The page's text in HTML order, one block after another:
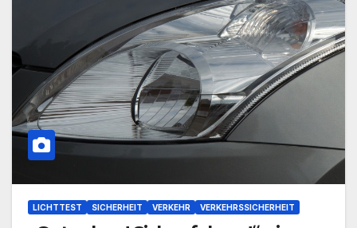
LICHTTEST SICHERHEIT VERKEHR VERKEHRSSICHERHEIT